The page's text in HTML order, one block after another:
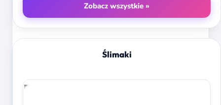
Zobacz wszystkie »
Ślimaki